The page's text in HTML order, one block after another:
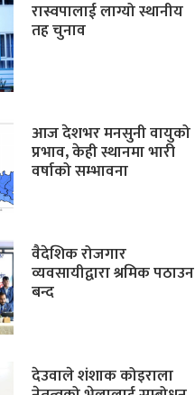
रास्वपालाई लाग्यो स्थानीय
तह चुनाव
आज देशभर मनसुनी वायुको
प्रभाव, केही स्थानमा भारी
वर्षाको सम्भावना
वैदेशिक रोजगार
व्यवसायीद्वारा श्रमिक पठाउन
बन्द
देउवाले शंशाक कोइराला